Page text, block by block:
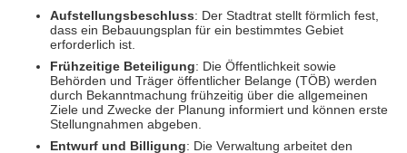
Aufstellungsbeschluss: Der Stadtrat stellt förmlich fest,
dass ein Bebauungs­plan für ein bestimmtes Gebiet
erforder­lich ist.
Frühzeitige Beteiligung: Die Öffent­lich­keit sowie
Behörden und Träger öffent­licher Belange (TÖB) werden
durch Bekannt­machung frühzeitig über die allgemeinen
Ziele und Zwecke der Planung informiert und können erste
Stellung­nahmen abgeben.
Entwurf und Billigung: Die Verwaltung arbeitet den